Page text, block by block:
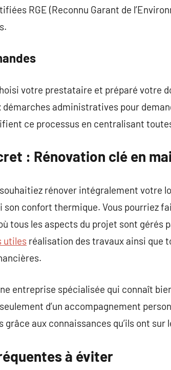
RGE (Reconnu Garant de
votre prestataire et préparé votre
démarches administratives pour
ce processus en centralisant
: Rénovation clé en
rénover intégralement votre
confort thermique. Vous pourriez
tous les aspects du projet sont gérés
utiles réalisation des travaux ainsi que
entreprise spécialisée qui connaît
d’un accompagnement
grâce aux connaissances qu’ils ont
à éviter